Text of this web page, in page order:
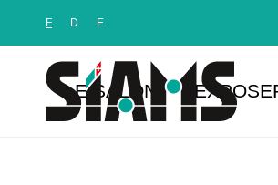
F D E
LE SALON